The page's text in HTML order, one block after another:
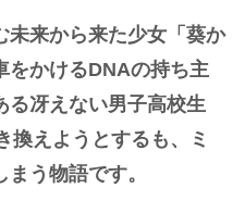
来から来た少女「葵か
をかけるDNAの持ち主
る冴えない男子高校生
換えようとするも、ミ
う物語です。